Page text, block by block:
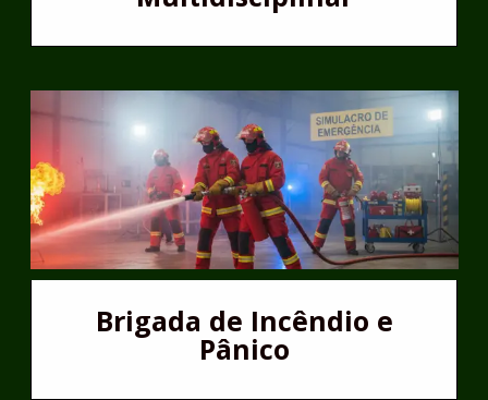
Brigada de Incêndio e
Pânico